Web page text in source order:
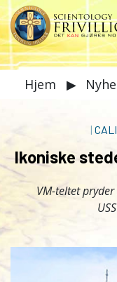
Hjem ▶
|
Ikoniske
VM-teltet